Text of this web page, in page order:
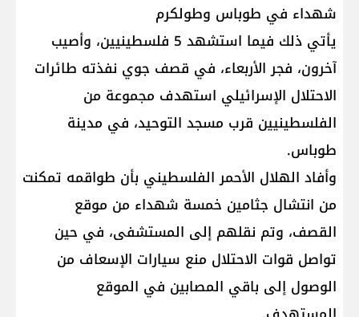
شهداء في طوباس وطولكرم
يأتي ذلك فيما استشهد 5 فلسطينيين، وأصيب
آخرون، فجر الأربعاء، في قصف جوي نفذته طائرات
الاحتلال الإسرائيلي استهدف مجموعة من
الفلسطينيين قرب مسجد التوحيد، في مدينة
طوباس.
وأفاد الهلال الأحمر الفلسطيني بأن طواقمه تمكنت
من انتشال جثامين خمسة شهداء من موقع
القصف، وتم نقلهم إلى المستشفى، في حين
تواصل قوات الاحتلال منع سيارات الإسعاف من
الوصول إلى باقي المصابين في الموقع